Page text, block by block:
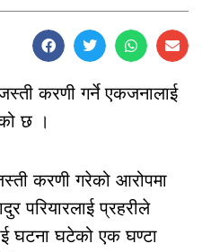
करणी गर्ने एकजनालाई
छ ।
करणी गरेको आरोपमा
परियारलाई प्रहरीले
घटना घटेको एक घण्टा